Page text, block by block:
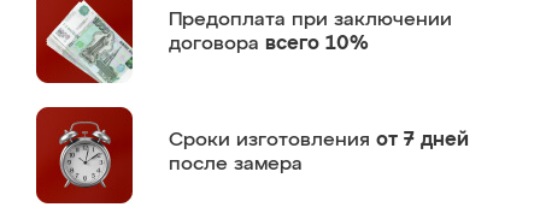
Предоплата при заключении
договора всего 10%
Сроки изготовления от 7 дней
после замера